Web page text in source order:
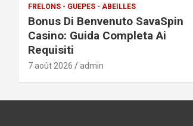
FRELONS - GUEPES - ABEILLES
Bonus Di Benvenuto SavaSpin
Casino: Guida Completa Ai
Requisiti
7 août 2026 admin